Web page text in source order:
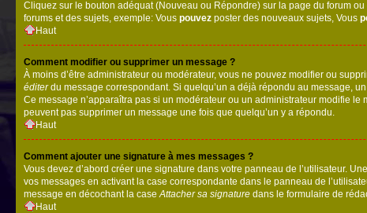
Cliquez sur le bouton adéquat (Nouveau ou Répondre) sur la page du forum
forums et des sujets, exemple: Vous pouvez poster des nouveaux sujets, Vous
Haut
Comment modifier ou supprimer un message ?
À moins d’être administrateur ou modérateur, vous ne pouvez modifier ou
éditerdu message correspondant. Si quelqu’un a déjà répondu au message,
Ce message n’apparaîtra pas si un modérateur ou un administrateur modifie
peuvent pas supprimer un message une fois que quelqu’un y a répondu.
Haut
Comment ajouter une signature à mes messages ?
Vous devez d’abord créer une signature dans votre panneau de l’utilisateur.
vos messages en activant la case correspondante dans le panneau de
message en décochant la case Attacher sa signature dans le formulaire de
Haut